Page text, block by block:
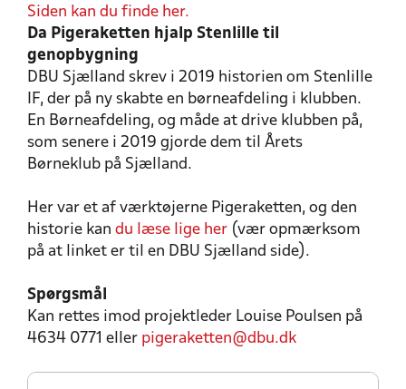
Siden kan du finde her.
Da Pigeraketten hjalp Stenlille til
genopbygning
DBU Sjælland skrev i 2019 historien om Stenlille
IF, der på ny skabte en børneafdeling i klubben.
En Børneafdeling, og måde at drive klubben på,
som senere i 2019 gjorde dem til Årets
Børneklub på Sjælland.
Her var et af værktøjerne Pigeraketten, og den
historie kan du læse lige her (vær opmærksom
på at linket er til en DBU Sjælland side).
Spørgsmål
Kan rettes imod projektleder Louise Poulsen på
4634 0771 eller pigeraketten@dbu.dk